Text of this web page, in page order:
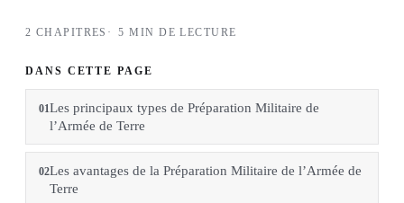
2 CHAPITRES 5 MIN DE LECTURE
DANS CETTE PAGE
01Les principaux types de Préparation Militaire de
l’Armée de Terre
02Les avantages de la Préparation Militaire de l’Armée de
Terre